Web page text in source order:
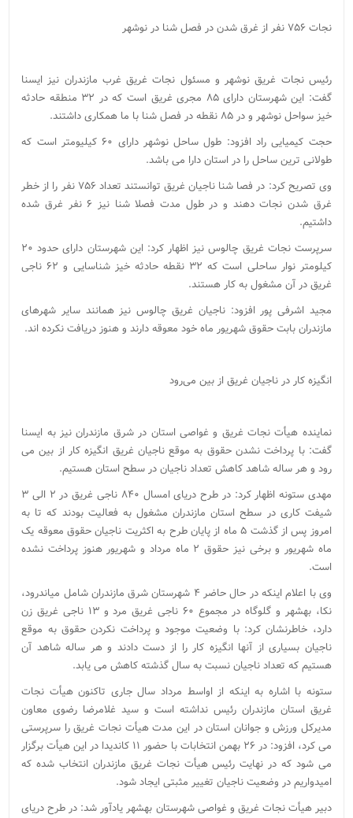
نجات ۷۵۶ نفر از غرق شدن در فصل شنا در نوشهر
رئیس نجات غریق نوشهر و مسئول نجات غریق غرب مازندران نیز ایسنا
گفت: این شهرستان دارای ۸۵ مجری غریق است که در ۳۲ منطقه حادثه
خیز سواحل نوشهر و در ۸۵ نقطه در فصل شنا با ما همکاری داشتند.
حجت کیمیایی راد افزود: طول ساحل نوشهر دارای ۶۰ کیلیومتر است که
طولانی ترین ساحل را در استان دارا می باشد.
وی تصریح کرد: در فصا شنا ناجیان غریق توانستند تعداد ۷۵۶ نفر را از خطر
غرق شدن نجات دهند و در طول مدت فصلا شنا نیز ۶ نفر غرق شده
داشتیم.
سرپرست نجات غریق چالوس نیز اظهار کرد: این شهرستان دارای حدود ۲۰
کیلومتر نوار ساحلی است که ۳۲ نقطه حادثه خیز شناسایی و ۶۲ ناجی
غریق در آن مشغول به کار هستند.
مجید اشرفی پور افزود: ناجیان غریق چالوس نیز همانند سایر شهرهای
مازندران بابت حقوق شهریور ماه خود معوقه دارند و هنوز دریافت نکرده اند.
انگیزه کار در ناجیان غریق از بین می‌رود
نماینده هیأت نجات غریق و غواصی استان در شرق مازندران نیز به ایسنا
گفت: با پرداخت نشدن حقوق به موقع ناجیان غریق انگیزه کار از بین می
رود و هر ساله شاهد کاهش تعداد ناجیان در سطح استان هستیم.
مهدی ستونه اظهار کرد: در طرح دریای امسال ۸۴۰ ناجی غریق در ۲ الی ۳
شیفت کاری در سطح استان مازندران مشغول به فعالیت بودند که تا به
امروز پس از گذشت ۵ ماه از پایان طرح به اکثریت ناجیان حقوق معوقه یک
ماه شهریور و برخی نیز حقوق ۲ ماه مرداد و شهریور هنوز پرداخت نشده
است.
وی با اعلام اینکه در حال حاضر ۴ شهرستان شرق مازندران شامل میاندرود،
نکا، بهشهر و گلوگاه در مجموع ۶۰ ناجی غریق مرد و ۱۳ ناجی غریق زن
دارد، خاطرنشان کرد: با وضعیت موجود و پرداخت نکردن حقوق به موقع
ناجیان بسیاری از آنها انگیزه کار را از دست دادند و هر ساله شاهد آن
هستیم که تعداد ناجیان نسبت به سال گذشته کاهش می یابد.
ستونه با اشاره به اینکه از اواسط مرداد سال جاری تاکنون هیأت نجات
غریق استان مازندران رئیس نداشته است و سید غلامرضا رضوی معاون
مدیرکل ورزش و جوانان استان در این مدت هیأت نجات غریق را سرپرستی
می کرد، افزود: در ۲۶ بهمن انتخابات با حضور ۱۱ کاندیدا در این هیأت برگزار
می شود که در نهایت رئیس هیأت نجات غریق مازندران انتخاب شده که
امیدواریم در وضعیت ناجیان تغییر مثبتی ایجاد شود.
دبیر هیأت نجات غریق و غواصی شهرستان بهشهر یادآور شد: در طرح دریای